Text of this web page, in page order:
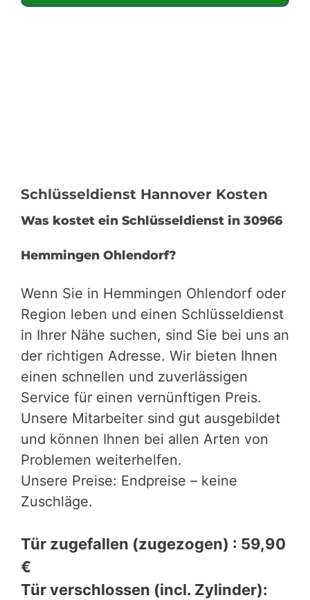
Schlüsseldienst Hannover Kosten
Was kostet ein Schlüsseldienst in 30966
Hemmingen Ohlendorf?
Wenn Sie in Hemmingen Ohlendorf oder
Region leben und einen Schlüsseldienst
in Ihrer Nähe suchen, sind Sie bei uns an
der richtigen Adresse. Wir bieten Ihnen
einen schnellen und zuverlässigen
Service für einen vernünftigen Preis.
Unsere Mitarbeiter sind gut ausgebildet
und können Ihnen bei allen Arten von
Problemen weiterhelfen.
Unsere Preise: Endpreise – keine
Zuschläge.
Tür zugefallen (zugezogen) : 59,90
€
Tür verschlossen (incl. Zylinder):